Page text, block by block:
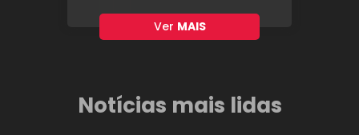
Ver MAIS
Notícias mais lidas